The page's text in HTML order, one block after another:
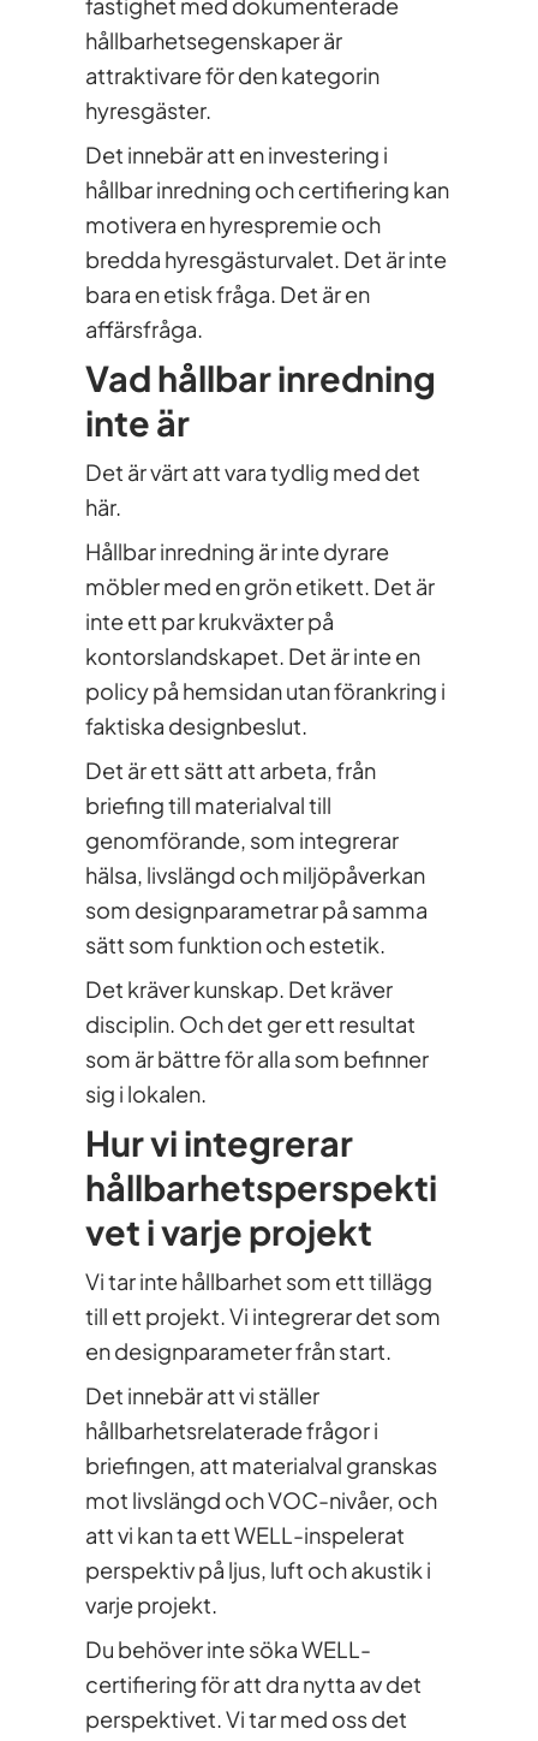
hållbarhetsegenskaper är
attraktivare för den kategorin
hyresgäster.
Det innebär att en investering i
hållbar inredning och certifiering kan
motivera en hyrespremie och
bredda hyresgästurvalet. Det är inte
bara en etisk fråga. Det är en
affärsfråga.
Vad hållbar inredning
inte är
Det är värt att vara tydlig med det
här.
Hållbar inredning är inte dyrare
möbler med en grön etikett. Det är
inte ett par krukväxter på
kontorslandskapet. Det är inte en
policy på hemsidan utan förankring i
faktiska designbeslut.
Det är ett sätt att arbeta, från
briefing till materialval till
genomförande, som integrerar
hälsa, livslängd och miljöpåverkan
som designparametrar på samma
sätt som funktion och estetik.
Det kräver kunskap. Det kräver
disciplin. Och det ger ett resultat
som är bättre för alla som befinner
sig i lokalen.
Hur vi integrerar
hållbarhetsperspekti
vet i varje projekt
Vi tar inte hållbarhet som ett tillägg
till ett projekt. Vi integrerar det som
en designparameter från start.
Det innebär att vi ställer
hållbarhetsrelaterade frågor i
briefingen, att materialval granskas
mot livslängd och VOC-nivåer, och
att vi kan ta ett WELL-inspelerat
perspektiv på ljus, luft och akustik i
varje projekt.
Du behöver inte söka WELL-
certifiering för att dra nytta av det
perspektivet. Vi tar med oss det